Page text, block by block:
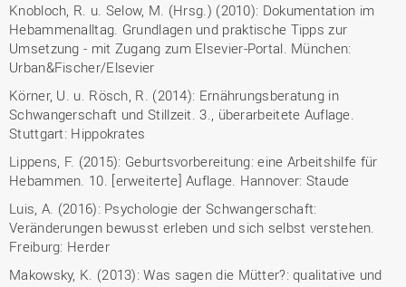
Knobloch, R. u. Selow, M. (Hrsg.) (2010): Dokumentation im
Hebammenalltag. Grundlagen und praktische Tipps zur
Umsetzung - mit Zugang zum Elsevier-Portal. München:
Urban&Fischer/Elsevier
Körner, U. u. Rösch, R. (2014): Ernährungsberatung in
Schwangerschaft und Stillzeit. 3., überarbeitete Auflage.
Stuttgart: Hippokrates
Lippens, F. (2015): Geburtsvorbereitung: eine Arbeitshilfe für
Hebammen. 10. [erweiterte] Auflage. Hannover: Staude
Luis, A. (2016): Psychologie der Schwangerschaft:
Veränderungen bewusst erleben und sich selbst verstehen.
Freiburg: Herder
Makowsky, K. (2013): Was sagen die Mütter?: qualitative und